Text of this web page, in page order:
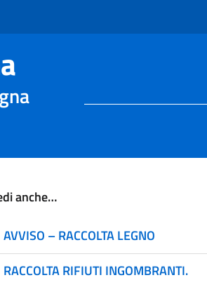
anche…
AVVISO – RACCOLTA LEGNO
RACCOLTA RIFIUTI INGOMBRANTI.